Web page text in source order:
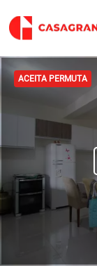
ACEITA PERMUTA